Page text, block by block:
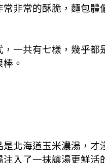
常非常的酥脆，麵包體
，一共有七樣，幾乎都
。
是北海道玉米濃湯，
注入了一抹讓湯更鮮